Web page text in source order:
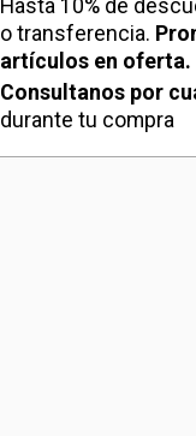
Hasta 10% de
o transferencia.
artículos en oferta.
Consultanos por
durante tu compra